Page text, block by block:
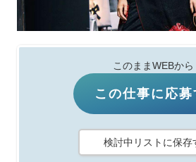
このままWEBから
この仕事に応募
検討中リストに保存